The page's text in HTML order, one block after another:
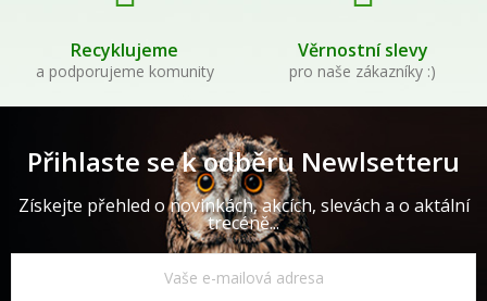
Recyklujeme
a podporujeme komunity
Věrnostní slevy
pro naše zákazníky :)
Přihlaste se k odběru Newlsetteru
Získejte přehled o novinkách, akcích, slevách a o aktální
trecéně...